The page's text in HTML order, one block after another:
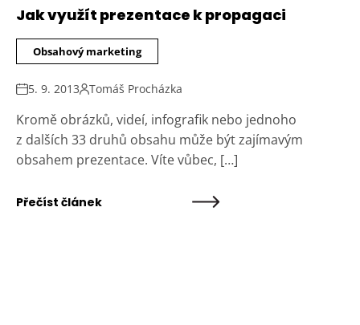
Jak využít prezentace k propagaci
Obsahový marketing
5. 9. 2013 Tomáš Procházka
Kromě obrázků, videí, infografik nebo jednoho
z dalších 33 druhů obsahu může být zajímavým
obsahem prezentace. Víte vůbec, […]
Přečíst článek